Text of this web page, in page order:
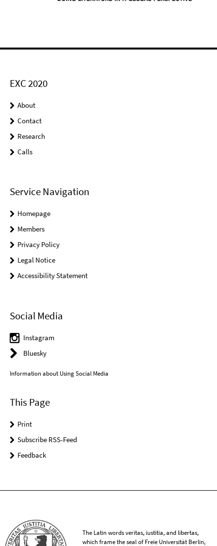
EXC 2020
About
Contact
Research
Calls
Service Navigation
Homepage
Members
Privacy Policy
Legal Notice
Accessibility Statement
Social Media
Instagram
Bluesky
Information about Using Social Media
This Page
Print
Subscribe RSS-Feed
Feedback
The Latin words veritas, iustitia, and libertas,
which frame the seal of Freie Universität Berlin,